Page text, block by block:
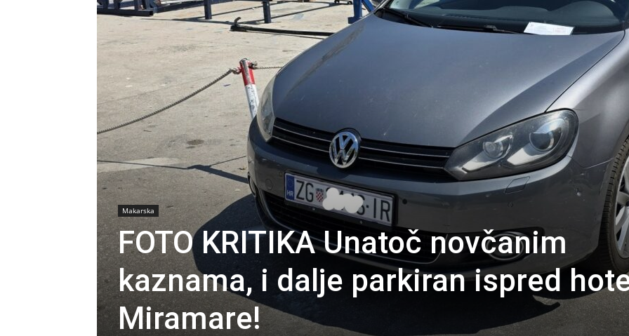
Makarska
FOTO KRITIKA Unatoč novčanim
kaznama, i dalje parkiran ispred
Miramare!